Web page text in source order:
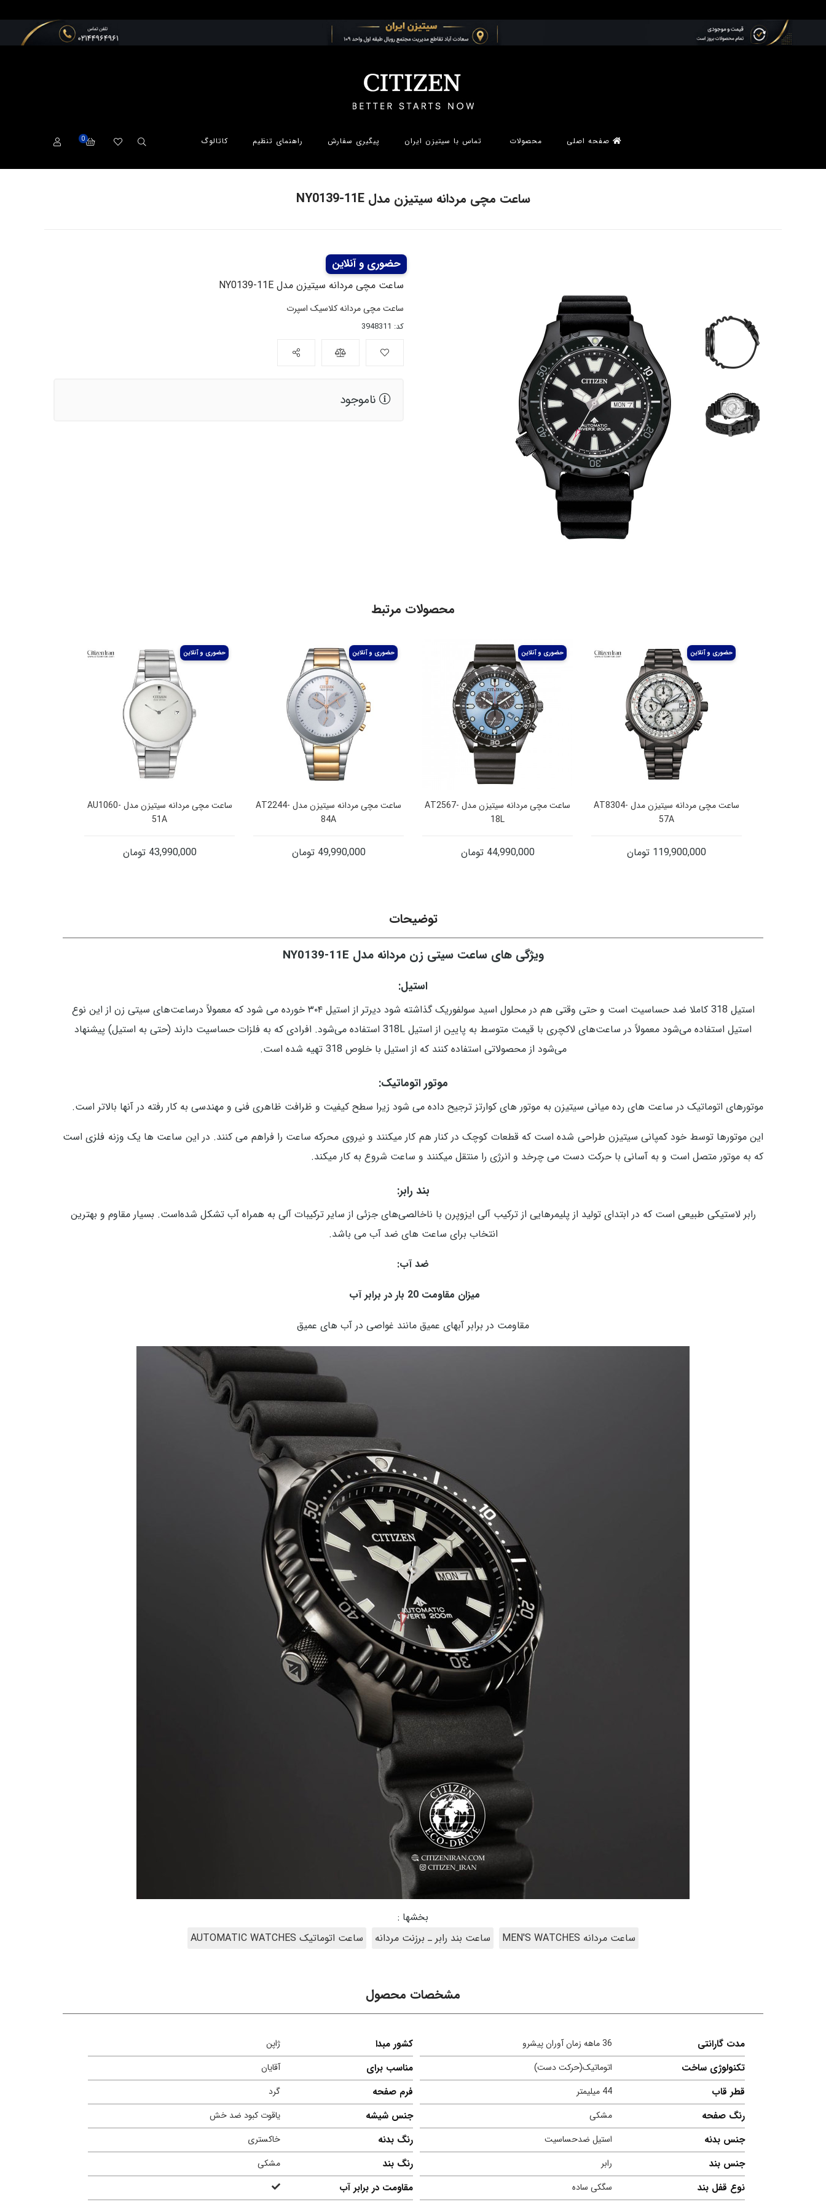
صفحه اصلی محصولات تماس با سیتیزن ایران پیگیری سفارش راهنمای تنظیم کاتالوگ 0
ساعت مچی مردانه سیتیزن مدل NY0139-11E
ساعت مچی مردانه سیتیزن مدل NY0139-11E
ساعت مچی مردانه کلاسیک اسپرت
کد: 3948311
ناموجود
محصولات مرتبط
ساعت مچی مردانه سیتیزن مدل AT8304-
57A
119,900,000 تومان
ساعت مچی مردانه سیتیزن مدل AT2567-
18L
44,990,000 تومان
ساعت مچی مردانه سیتیزن مدل AT2244-
84A
49,990,000 تومان
ساعت مچی مردانه سیتیزن مدل AU1060-
51A
43,990,000 تومان
توضیحات
ویژگی های ساعت سیتی زن مردانه مدل NY0139-11E
استیل:
استیل 318 کاملا ضد حساسیت است و حتی وقتی هم در محلول اسید سولفوریک گذاشته شود دیرتر از استیل ۳۰۴ خورده می شود که معمولاً درساعت‌های سیتی زن از این نوع
استیل استفاده می‌شود معمولاً در ساعت‌های لاکچری با قیمت متوسط به پایین از استیل 318L استفاده می‌شود. افرادی که به فلزات حساسیت دارند (حتی به استیل) پیشنهاد
می‌شود از محصولاتی استفاده کنند که از استیل با خلوص 318 تهیه شده است.
موتور اتوماتیک:
موتورهای اتوماتیک در ساعت های رده میانی سیتیزن به موتور های کوارتز ترجیح داده می شود زیرا سطح کیفیت و ظرافت ظاهری فنی و مهندسی به کار رفته در آنها بالاتر است.
این موتورها توسط خود کمپانی سیتیزن طراحی شده است که قطعات کوچک در کنار هم کار میکنند و نیروی محرکه ساعت را فراهم می کنند. در این ساعت ها یک وزنه فلزی است
که به موتور متصل است و به آسانی با حرکت دست می چرخد و انرژی را منتقل میکنند و ساعت شروع به کار میکند.
بند رابر:
رابر لاستیکی طبیعی است که در ابتدای تولید از پلیمرهایی از ترکیب آلی ایزوپرن با ناخالصی‌های جزئی از سایر ترکیبات آلی به همراه آب تشکل شده‌است. بسیار مقاوم و بهترین
انتخاب برای ساعت های ضد آب می باشد.
ضد آب:
میزان مقاومت 20 بار در برابر آب
مقاومت در برابر آبهای عمیق مانند غواصی در آب های عمیق
بخشها :
ساعت مردانه MEN'S WATCHES
ساعت بند رابر ـ برزنت مردانه ساعت اتوماتیک AUTOMATIC WATCHES
مشخصات محصول
مدت گارانتی 36 ماهه زمان آوران پیشرو کشور مبدا ژاپن
تکنولوژی ساخت اتوماتیک(حرکت دست) مناسب برای آقایان
قطر قاب 44 میلیمتر فرم صفحه گرد
رنگ صفحه مشکی جنس شیشه یاقوت کبود ضد خش
جنس بدنه استیل ضدحساسیت رنگ بدنه خاکستری
جنس بند رابر رنگ بند مشکی
نوع قفل بند سگکی ساده مقاومت در برابر آب